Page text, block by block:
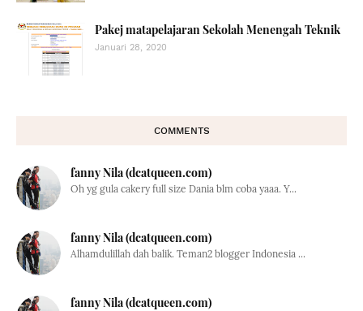
Pakej matapelajaran Sekolah Menengah Teknik
Januari 28, 2020
COMMENTS
fanny Nila (dcatqueen.com)
Oh yg gula cakery full size Dania blm coba yaaa. Y...
fanny Nila (dcatqueen.com)
Alhamdulillah dah balik. Teman2 blogger Indonesia ...
fanny Nila (dcatqueen.com)